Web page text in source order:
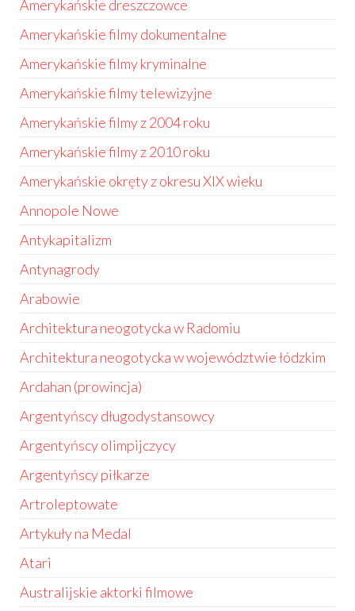
Amerykańskie dreszczowce
Amerykańskie filmy dokumentalne
Amerykańskie filmy kryminalne
Amerykańskie filmy telewizyjne
Amerykańskie filmy z 2004 roku
Amerykańskie filmy z 2010 roku
Amerykańskie okręty z okresu XIX wieku
Annopole Nowe
Antykapitalizm
Antynagrody
Arabowie
Architektura neogotycka w Radomiu
Architektura neogotycka w województwie łódzkim
Ardahan (prowincja)
Argentyńscy długodystansowcy
Argentyńscy olimpijczycy
Argentyńscy piłkarze
Artroleptowate
Artykuły na Medal
Atari
Australijskie aktorki filmowe